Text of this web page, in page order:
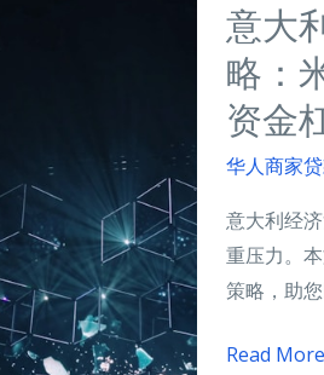
意大
略：
资金
华人商家
意大利经
重压力。
策略，助
意
Read